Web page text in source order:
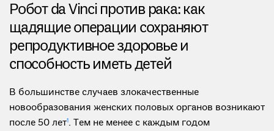
Робот da Vinci против рака: как
щадящие операции сохраняют
репродуктивное здоровье и
способность иметь детей
В большинстве случаев злокачественные
новообразования женских половых органов возникают
после 50 лет1. Тем не менее с каждым годом